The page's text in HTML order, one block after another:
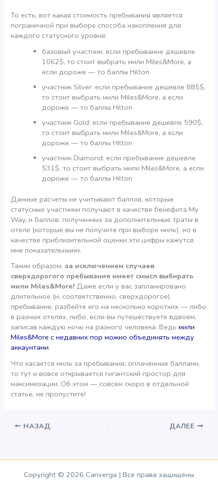
То есть, вот какая стоимость пребывания является
пограничной при выборе способа накопления для
каждого статусного уровня:
базовый участник: если пребывание дешевле
1062$, то стоит выбрать мили Miles&More, а
если дороже — то баллы Hilton
участник Silver: если пребывание дешевле 885$,
то стоит выбрать мили Miles&More, а если
дороже — то баллы Hilton
участник Gold: если пребывание дешевле 590$,
то стоит выбрать мили Miles&More, а если
дороже — то баллы Hilton
участник Diamond: если пребывание дешевле
531$, то стоит выбрать мили Miles&More, а если
дороже — то баллы Hilton
Данные расчеты не учитывают баллов, которые
статусные участники получают в качестве бенефита My
Way, и баллов, полученных за дополнительные траты в
отеле (которые вы не получите при выборе миль), но в
качестве приблизительной оценки эти цифры кажутся
мне показательными.
Таким образом,за исключением случаев
сверхдорогого пребывания имеет смысл выбирать
мили Miles&More! Даже если у вас запланировано
длительное (и, соответственно, сверхдорогое)
пребывание, разбейте его на несколько коротких — либо
в разных отелях, либо, если вы путешествуете вдвоем,
записав каждую ночь на разного человека. Ведьмили
Miles&More с недавних пор можно объединять между
аккаунтами.
Что касается миль за пребывания, оплаченные баллами,
то тут и вовсе открывается гигантский простор для
максимизации. Об этом — совсем скоро в отдельной
статье, не пропустите!
НАЗАД ДАЛЕЕ
Copyright © 2026 Cariverga | Все права защищены